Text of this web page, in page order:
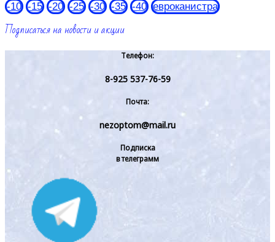
-10 -15 -20 -25 -30 -35 -40 евроканистра
Подписаться на новости и акции
Телефон:
8-925 537-76-59
Почта:
nezoptom@mail.ru
Подписка
в телеграмм